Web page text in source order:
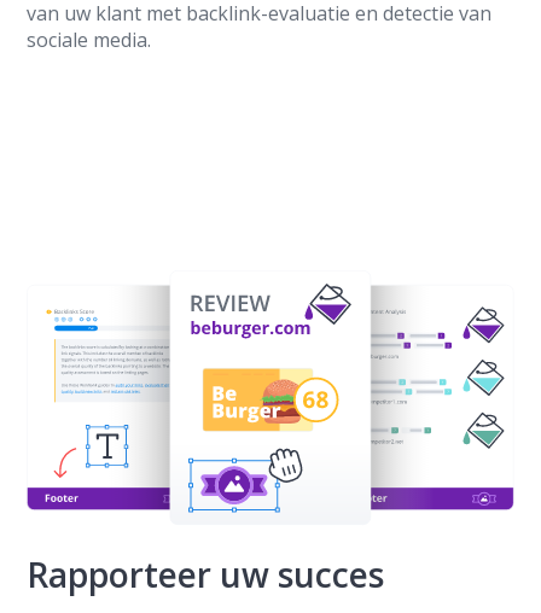
van uw klant met backlink-evaluatie en detectie van
sociale media.
Rapporteer uw succes